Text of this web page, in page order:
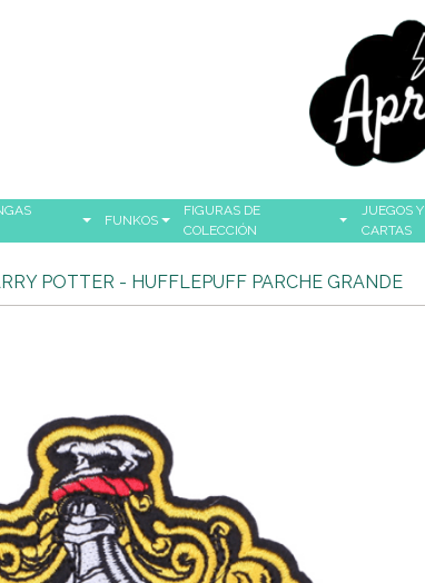
FUNKOS
FIGURAS DE
COLECCIÓN
JUEGOS Y
CARTAS
POTTER - HUFFLEPUFF PARCHE GRANDE